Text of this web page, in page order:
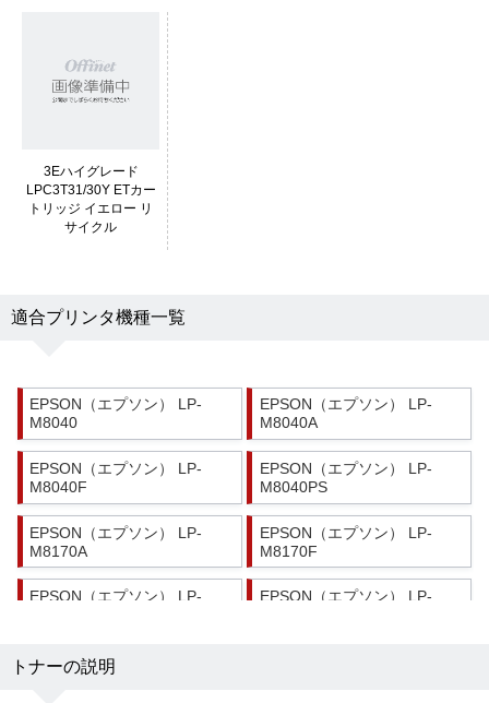
3Eハイグレード
LPC3T31/30Y ETカー
トリッジ イエロー リ
サイクル
適合プリンタ機種一覧
EPSON（エプソン） LP-
M8040
EPSON（エプソン） LP-
M8040A
EPSON（エプソン） LP-
M8040F
EPSON（エプソン） LP-
M8040PS
EPSON（エプソン） LP-
M8170A
EPSON（エプソン） LP-
M8170F
EPSON（エプソン） LP-
EPSON（エプソン） LP-
EPSON（エプソン） LP-
S8160PS
トナーの説明